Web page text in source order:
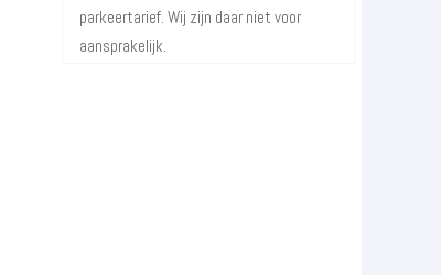
parkeertarief. Wij zijn daar niet voor
aansprakelijk.